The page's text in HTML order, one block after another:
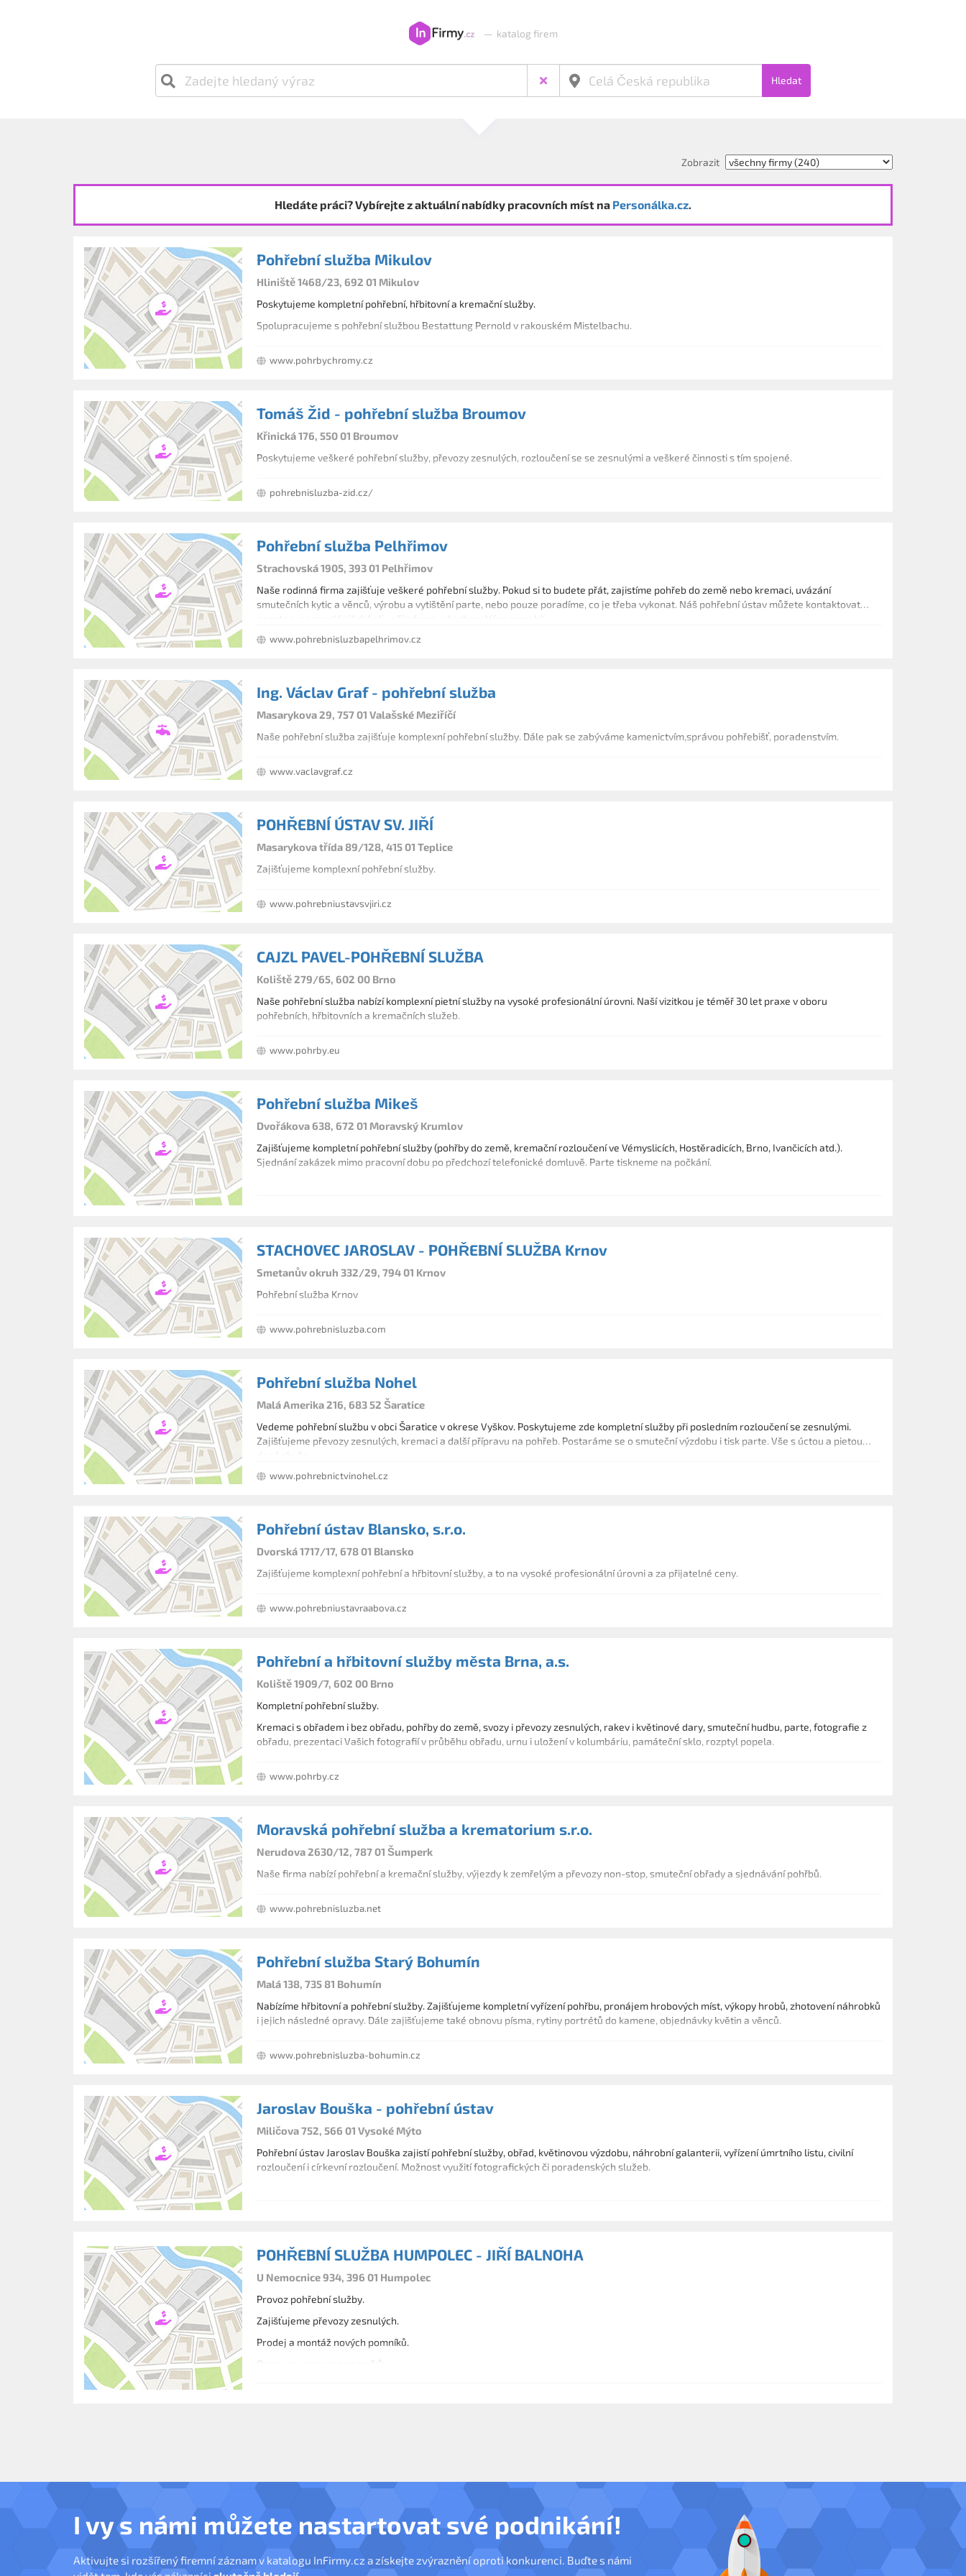
— katalog firem
Hledat
Zobrazit
Hledáte práci? Vybírejte z aktuální nabídky pracovních míst na Personálka.cz.
Pohřební služba Mikulov
Hliniště 1468/23, 692 01 Mikulov
Poskytujeme kompletní pohřební, hřbitovní a kremační služby.
Spolupracujeme s pohřební službou Bestattung Pernold v rakouském Mistelbachu.
www.pohrbychromy.cz
Tomáš Žid - pohřební služba Broumov
Křinická 176, 550 01 Broumov
Poskytujeme veškeré pohřební služby, převozy zesnulých, rozloučení se se zesnulými a veškeré činnosti s tím spojené.
pohrebnisluzba-zid.cz/
Pohřební služba Pelhřimov
Strachovská 1905, 393 01 Pelhřimov
Naše rodinná firma zajišťuje veškeré pohřební služby. Pokud si to budete přát, zajistíme pohřeb do země nebo kremaci, uvázání
smutečních kytic a věnců, výrobu a vytištění parte, nebo pouze poradíme, co je třeba vykonat. Náš pohřební ústav můžete kontaktovat
www.pohrebnisluzbapelhrimov.cz
Ing. Václav Graf - pohřební služba
Masarykova 29, 757 01 Valašské Meziříčí
Naše pohřební služba zajišťuje komplexní pohřební služby. Dále pak se zabýváme kamenictvím,správou pohřebišť, poradenstvím.
www.vaclavgraf.cz
POHŘEBNÍ ÚSTAV SV. JIŘÍ
Masarykova třída 89/128, 415 01 Teplice
Zajišťujeme komplexní pohřební služby.
www.pohrebniustavsvjiri.cz
CAJZL PAVEL-POHŘEBNÍ SLUŽBA
Koliště 279/65, 602 00 Brno
Naše pohřební služba nabízí komplexní pietní služby na vysoké profesionální úrovni. Naší vizitkou je téměř 30 let praxe v oboru
pohřebních, hřbitovních a kremačních služeb.
www.pohrby.eu
Pohřební služba Mikeš
Dvořákova 638, 672 01 Moravský Krumlov
Zajišťujeme kompletní pohřební služby (pohřby do země, kremační rozloučení ve Vémyslicích, Hostěradicích, Brno, Ivančicích atd.).
Sjednání zakázek mimo pracovní dobu po předchozí telefonické domluvě. Parte tiskneme na počkání.
STACHOVEC JAROSLAV - POHŘEBNÍ SLUŽBA Krnov
Smetanův okruh 332/29, 794 01 Krnov
Pohřební služba Krnov
www.pohrebnisluzba.com
Pohřební služba Nohel
Malá Amerika 216, 683 52 Šaratice
Vedeme pohřební službu v obci Šaratice v okrese Vyškov. Poskytujeme zde kompletní služby při posledním rozloučení se zesnulými.
Zajišťujeme převozy zesnulých, kremaci a další přípravu na pohřeb. Postaráme se o smuteční výzdobu i tisk parte. Vše s úctou a pietou
www.pohrebnictvinohel.cz
Pohřební ústav Blansko, s.r.o.
Dvorská 1717/17, 678 01 Blansko
Zajišťujeme komplexní pohřební a hřbitovní služby, a to na vysoké profesionální úrovni a za přijatelné ceny.
www.pohrebniustavraabova.cz
Pohřební a hřbitovní služby města Brna, a.s.
Koliště 1909/7, 602 00 Brno
Kompletní pohřební služby.
Kremaci s obřadem i bez obřadu, pohřby do země, svozy i převozy zesnulých, rakev i květinové dary, smuteční hudbu, parte, fotografie z
obřadu, prezentaci Vašich fotografií v průběhu obřadu, urnu i uložení v kolumbáriu, památeční sklo, rozptyl popela.
www.pohrby.cz
Moravská pohřební služba a krematorium s.r.o.
Nerudova 2630/12, 787 01 Šumperk
Naše firma nabízí pohřební a kremační služby, výjezdy k zemřelým a převozy non-stop, smuteční obřady a sjednávání pohřbů.
www.pohrebnisluzba.net
Pohřební služba Starý Bohumín
Malá 138, 735 81 Bohumín
Nabízíme hřbitovní a pohřební služby. Zajišťujeme kompletní vyřízení pohřbu, pronájem hrobových míst, výkopy hrobů, zhotovení náhrobků
i jejich následné opravy. Dále zajišťujeme také obnovu písma, rytiny portrétů do kamene, objednávky květin a věnců.
www.pohrebnisluzba-bohumin.cz
Jaroslav Bouška - pohřební ústav
Miličova 752, 566 01 Vysoké Mýto
Pohřební ústav Jaroslav Bouška zajistí pohřební služby, obřad, květinovou výzdobu, náhrobní galanterii, vyřízení úmrtního listu, civilní
rozloučení i církevní rozloučení. Možnost využití fotografických či poradenských služeb.
POHŘEBNÍ SLUŽBA HUMPOLEC - JIŘÍ BALNOHA
U Nemocnice 934, 396 01 Humpolec
Provoz pohřební služby.
Zajišťujeme převozy zesnulých.
Prodej a montáž nových pomníků.
Opravy a renovace pomníků.
I vy s námi můžete nastartovat své podnikání!
Aktivujte si rozšířený firemní záznam v katalogu InFirmy.cz a získejte zvýraznění oproti konkurenci. Buďte s námi